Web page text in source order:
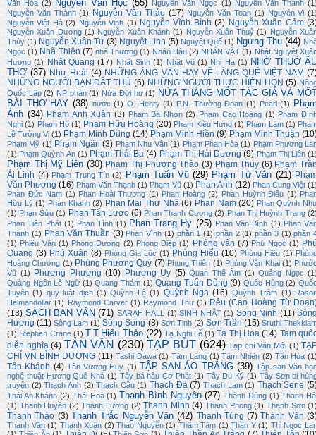
Văn Hòa (2) Nguyễn Văn Học (55) Nguyễn Văn Ngọc (1) Nguyễn Văn Thanh
Nguyễn Văn Thành (1) Nguyễn Văn Thảo (17) Nguyễn Văn Toan (1) Nguyên Vi
Nguyễn Việt Hà (2) Nguyễn Vinh (1) Nguyễn Vĩnh Bình (3) Nguyễn Xuân Cảm
Nguyễn Xuân Dương (1) Nguyễn Xuân Khánh (1) Nguyễn Xuân Thuỷ (1) Nguyễn
Thủy (1) Nguyễn Xuân Tư (3) Nguyệt Linh (5) Nguyệt Quế (1) Ngưng Thu (44)
Ngọc (1) Nhã Thiên (7) nhà Thương (1) Nhân Hậu (2) NHÂN VẬT (1) Nhật Nguyệt
Hương (1) Nhật Quang (17) Nhất Sinh (1) Nhật Vũ (1) Nhi Hạ (1) NHỚ THUỞ
THƠ (37) Như Hoài (4) NHỮNG ÁNG VĂN HAY VỀ LÀNG QUÊ VIỆT NAM
NHỮNG NGƯỜI BẠN ĐÂT THỦ (6) NHỮNG NGƯỜI THỰC HIỆN HQN (5)
Quốc Lập (2) NP phan (1) Nửa Đời hư (1) NỬA THÁNG MỘT TÁC GIẢ VÀ
BÀI THƠ HAY (38) nước (1) O. Henry (1) P.N. Thường Đoan (1) Pearl (1)
Ánh (34) Phạm Anh Xuân (3) Phạm Bá Nhơn (2) Phạm Cao Hoàng (1) Phạm
Nghi (1) Phạm Hổ (1) Phạm Hữu Hoàng (20) Phạm Kiều Hưng (1) Phạm Lâm (1)
Lê Tường Vi (1) Phạm Minh Dũng (14) Phạm Minh Hiền (9) Phạm Minh Thuận
Phạm Mỹ (1) Phạm Ngân (3) Phạm Như Vân (1) Phạm Phan Hòa (1) Phạm Phương
(1) Phạm Quỳnh An (1) Phạm Thái Ba (4) Phạm Thị Hải Dương (9) Phạm Thị Liên
Phạm Thị Mỹ Liên (30) Phạm Thị Phương Thảo (3) Phạm Thuý (6) Phạm
Ái Linh (4) Phạm Trung Tín (2) Phạm Tuấn Vũ (29) Phạm Tử Văn (21)
Văn Phương (16) Phạm Văn Thạnh (1) Phạm Vũ (1) Phan Anh (12) Phan Cung Việt
Phan Đức Nam (1) Phan Hoài Thương (1) Phan Hoàng (2) Phan Huỳnh Điểu (1)
Hữu Lý (1) Phan Khanh (2) Phan Mai Thư Nhã (6) Phan Nam (20) Phan Quỳnh
(1) Phan Sửu (1) Phan Tấn Lược (6) Phan Thanh Cương (2) Phan Thị Huỳnh Trang
Phan Tiên Phát (1) Phan Tình (1) Phan Trang Hy (25) Phan Văn Bình (1) Phan
Thạnh (1) Phan Văn Thuần (3) Phan Vĩnh (1) phần 1 (1) phần 2 (1) phần 3 (1) phần
(1) Phiêu Vân (1) Phong Dương (2) Phong Điệp (1) Phỏng vấn (7) Phú Ngọc (1)
Quang (3) Phú Xuân (8) Phùng Gia Lộc (1) Phùng Hiếu (10) Phùng Hiệu (1)
Hoàng Chương (1) Phùng Phương Quý (7) Phụng Thiên (1) Phùng Văn Khai (1)
Vũ (1) Phương Phương (10) Phương Uy (5) Quan Thế Âm (1) Quảng Ngọc
Quảng Ngôn Lê Ngữ (1) Quang Thám (1) Quang Tuấn Dũng (9) Quốc Hùng (2)
Tuyên (1) quy luật dịch (1) Quỳnh Lệ (1) Quỳnh Nga (16) Quỳnh Trâm (1)
Helmandollar (1) Raymond Carver (1) Raymond Thư (1) Rêu (Cao Hoàng Từ
(13) SÁCH BẠN VĂN (71) SARAH HALL (1) SINH NHẬT (1) Song Ninh (11)
Hương (11) Sông Lam (1) Sông Song (8) Sơn Tịnh (2) Sơn Trần (15) Sruthi
(1) Stephen Crane (1) T.T.Hiếu Thảo (22) Tạ Nghi Lễ (1) Tạ Thị Hoa (14) Tam
diễn nghĩa (4) TẢN VĂN (230) TẠP BÚT (624) Tạp chí Văn Mới (1)
CHÍ VN BÌNH DƯƠNG (11) Tashi Dawa (1) Tâm Lãng (1) Tâm Nhiên (2) Tấn Hòa
Tần Khánh (4) Tân Vương Huy (1) TẬP SAN ÁO TRẮNG (39) Tập san Văn
nghệ thuật Hương Quê Nhà (1) Tây bá hầu Cơ Phát (1) Tây Du Ký (1) Tây Sơn bi
truyện (2) Thạch Anh (2) Thạch Cầu (1) Thạch Đà (7) Thạch Lam (1) Thạch Sene
Thái An Khánh (2) Thái Hoà (1) Thanh Bình Nguyên (27) Thành Dũng (1) Thanh
(1) Thanh Huyền (2) Thanh Lương (2) Thanh Minh (4) Thanh Phong (1) Thanh Sơn
Thanh Thảo (3) Thanh Trắc Nguyễn Văn (42) Thanh Tùng (7) Thành Văn
Thạnh Văn (1) Thanh Xuân (2) Thảo Nguyễn (1) Thâm Tâm (1) Thần Y (1) Thi Ngọc